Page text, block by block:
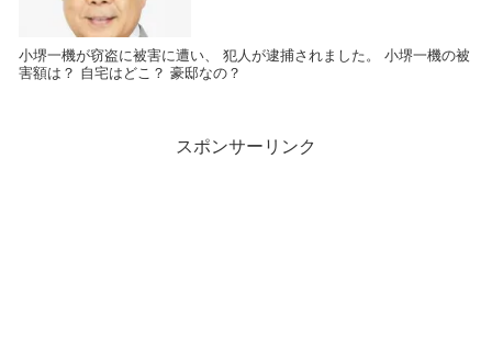
小堺一機が窃盗に被害に遭い、 犯人が逮捕されました。 小堺一機の被
害額は？ 自宅はどこ？ 豪邸なの？
スポンサーリンク